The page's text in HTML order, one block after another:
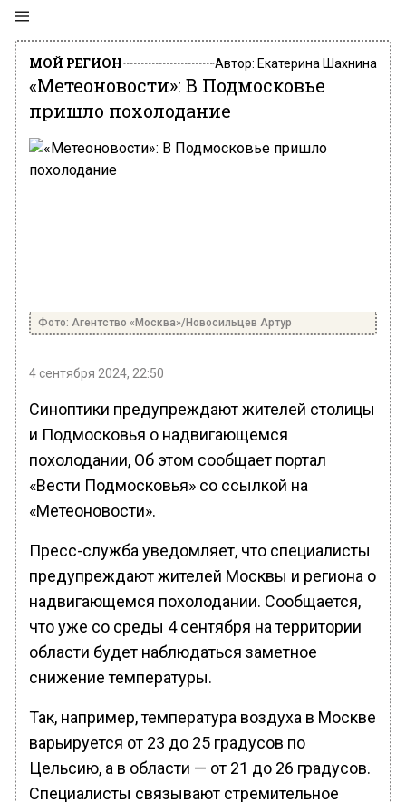
МОЙ РЕГИОН Автор: Екатерина Шахнина
«Метеоновости»: В Подмосковье
пришло похолодание
Фото: Агентство «Москва»/Новосильцев Артур
4 сентября 2024, 22:50
Синоптики предупреждают жителей столицы
и Подмосковья о надвигающемся
похолодании, Об этом сообщает портал
«Вести Подмосковья» со ссылкой на
«Метеоновости».
Пресс-служба уведомляет, что специалисты
предупреждают жителей Москвы и региона о
надвигающемся похолодании. Сообщается,
что уже со среды 4 сентября на территории
области будет наблюдаться заметное
снижение температуры.
Так, например, температура воздуха в Москве
варьируется от 23 до 25 градусов по
Цельсию, а в области — от 21 до 26 градусов.
Специалисты связывают стремительное